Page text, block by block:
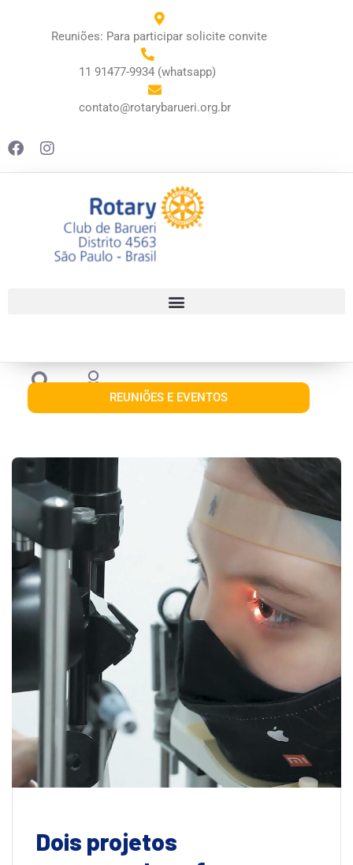
Reuniões: Para participar solicite convite
11 91477-9934 (whatsapp)
contato@rotarybarueri.org.br
REUNIÕES E EVENTOS
Dois projetos